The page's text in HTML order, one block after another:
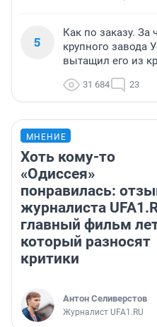
5
Как по заказу. За
крупного завода
вытащил его из
31 684 23
МНЕНИЕ
Хоть кому-то
«Одиссея»
понравилась:
журналиста
главный фильм
который разносят
критики
Антон Селиверстов
Журналист UFA1.RU